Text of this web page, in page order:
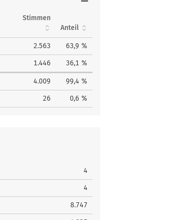
Stimmen
Anteil
2.563 63,9 %
1.446 36,1 %
4.009 99,4 %
26 0,6 %
4
4
8.747